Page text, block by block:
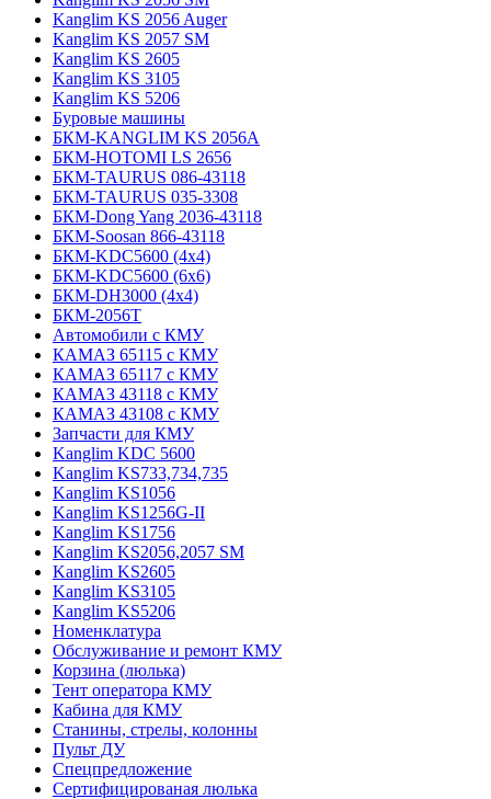
Kanglim KS 2056 Auger
Kanglim KS 2057 SM
Kanglim KS 2605
Kanglim KS 3105
Kanglim KS 5206
Буровые машины
БКМ-KANGLIM KS 2056A
БКМ-HOTOMI LS 2656
БКМ-TAURUS 086-43118
БКМ-TAURUS 035-3308
БКМ-Dong Yang 2036-43118
БКМ-Soosan 866-43118
БКМ-KDC5600 (4x4)
БКМ-KDC5600 (6x6)
БКМ-DH3000 (4x4)
БКМ-2056Т
Автомобили с КМУ
КАМАЗ 65115 с КМУ
КАМАЗ 65117 с КМУ
КАМАЗ 43118 с КМУ
КАМАЗ 43108 с КМУ
Запчасти для КМУ
Kanglim KDC 5600
Kanglim KS733,734,735
Kanglim KS1056
Kanglim KS1256G-II
Kanglim KS1756
Kanglim KS2056,2057 SM
Kanglim KS2605
Kanglim KS3105
Kanglim KS5206
Номенклатура
Обслуживание и ремонт КМУ
Корзина (люлька)
Тент оператора КМУ
Кабина для КМУ
Станины, стрелы, колонны
Пульт ДУ
Спецпредложение
Сертифицированая люлька